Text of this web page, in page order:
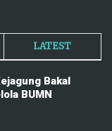
LATEST
Bakal
BUMN